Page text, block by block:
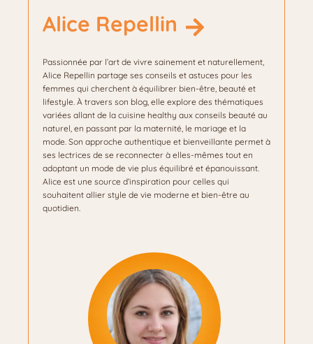
Alice Repellin
Passionnée par l’art de vivre sainement et naturellement,
Alice Repellin partage ses conseils et astuces pour les
femmes qui cherchent à équilibrer bien-être, beauté et
lifestyle. À travers son blog, elle explore des thématiques
variées allant de la cuisine healthy aux conseils beauté au
naturel, en passant par la maternité, le mariage et la
mode. Son approche authentique et bienveillante permet à
ses lectrices de se reconnecter à elles-mêmes tout en
adoptant un mode de vie plus équilibré et épanouissant.
Alice est une source d’inspiration pour celles qui
souhaitent allier style de vie moderne et bien-être au
quotidien.